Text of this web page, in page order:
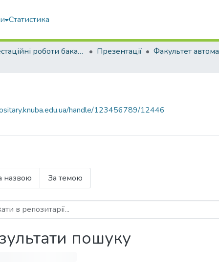
Статистика
Атестаційні роботи бакалаврів Презентації
handle/123456789/12446
назвою За темою
пошуку